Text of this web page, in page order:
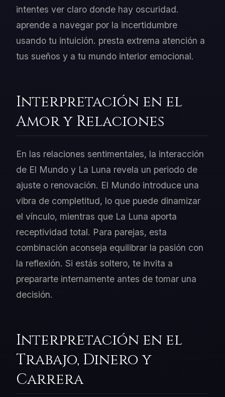
intentes ver claro donde hay oscuridad.
aprende a navegar por la incertidumbre
usando tu intuición. presta extrema atención a
tus sueños y a tu mundo interior emocional.
Interpretación en el
Amor y Relaciones
En las relaciones sentimentales, la interacción
de El Mundo y La Luna revela un periodo de
ajuste o renovación. El Mundo introduce una
vibra de completitud, lo que puede dinamizar
el vínculo, mientras que La Luna aporta
receptividad total. Para parejas, esta
combinación aconseja equilibrar la pasión con
la reflexión. Si estás soltero, te invita a
prepararte internamente antes de tomar una
decisión.
Interpretación en el
Trabajo, Dinero y
Carrera